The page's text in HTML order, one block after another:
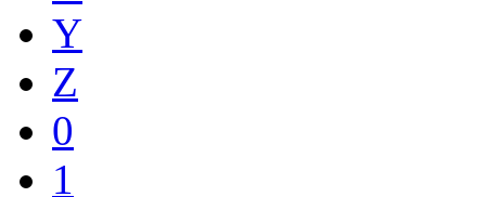
Y
Z
0
1